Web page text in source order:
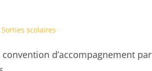
Sorties scolaires
d’accompagnement par